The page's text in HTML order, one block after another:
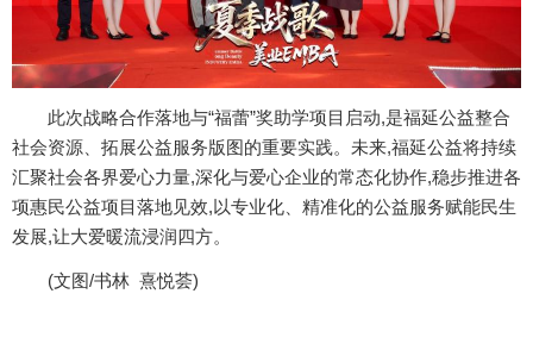
此次战略合作落地与“福蕾”奖助学项目启动,是福延公益整合
社会资源、拓展公益服务版图的重要实践。未来,福延公益将持续
汇聚社会各界爱心力量,深化与爱心企业的常态化协作,稳步推进各
项惠民公益项目落地见效,以专业化、精准化的公益服务赋能民生
发展,让大爱暖流浸润四方。
(文图/书林 熹悦荟)